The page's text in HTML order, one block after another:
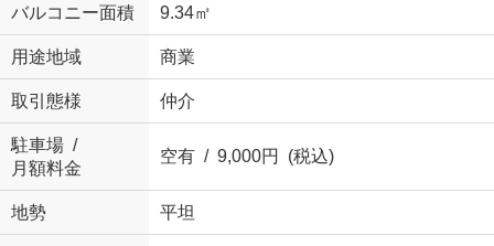
バルコニー面積 9.34㎡
用途地域 商業
取引態様 仲介
駐車場 /
月額料金
空有 / 9,000円 (税込)
地勢 平坦